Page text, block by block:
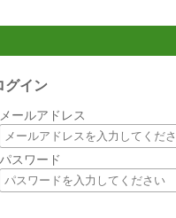
グイン
メールアドレス
パスワード